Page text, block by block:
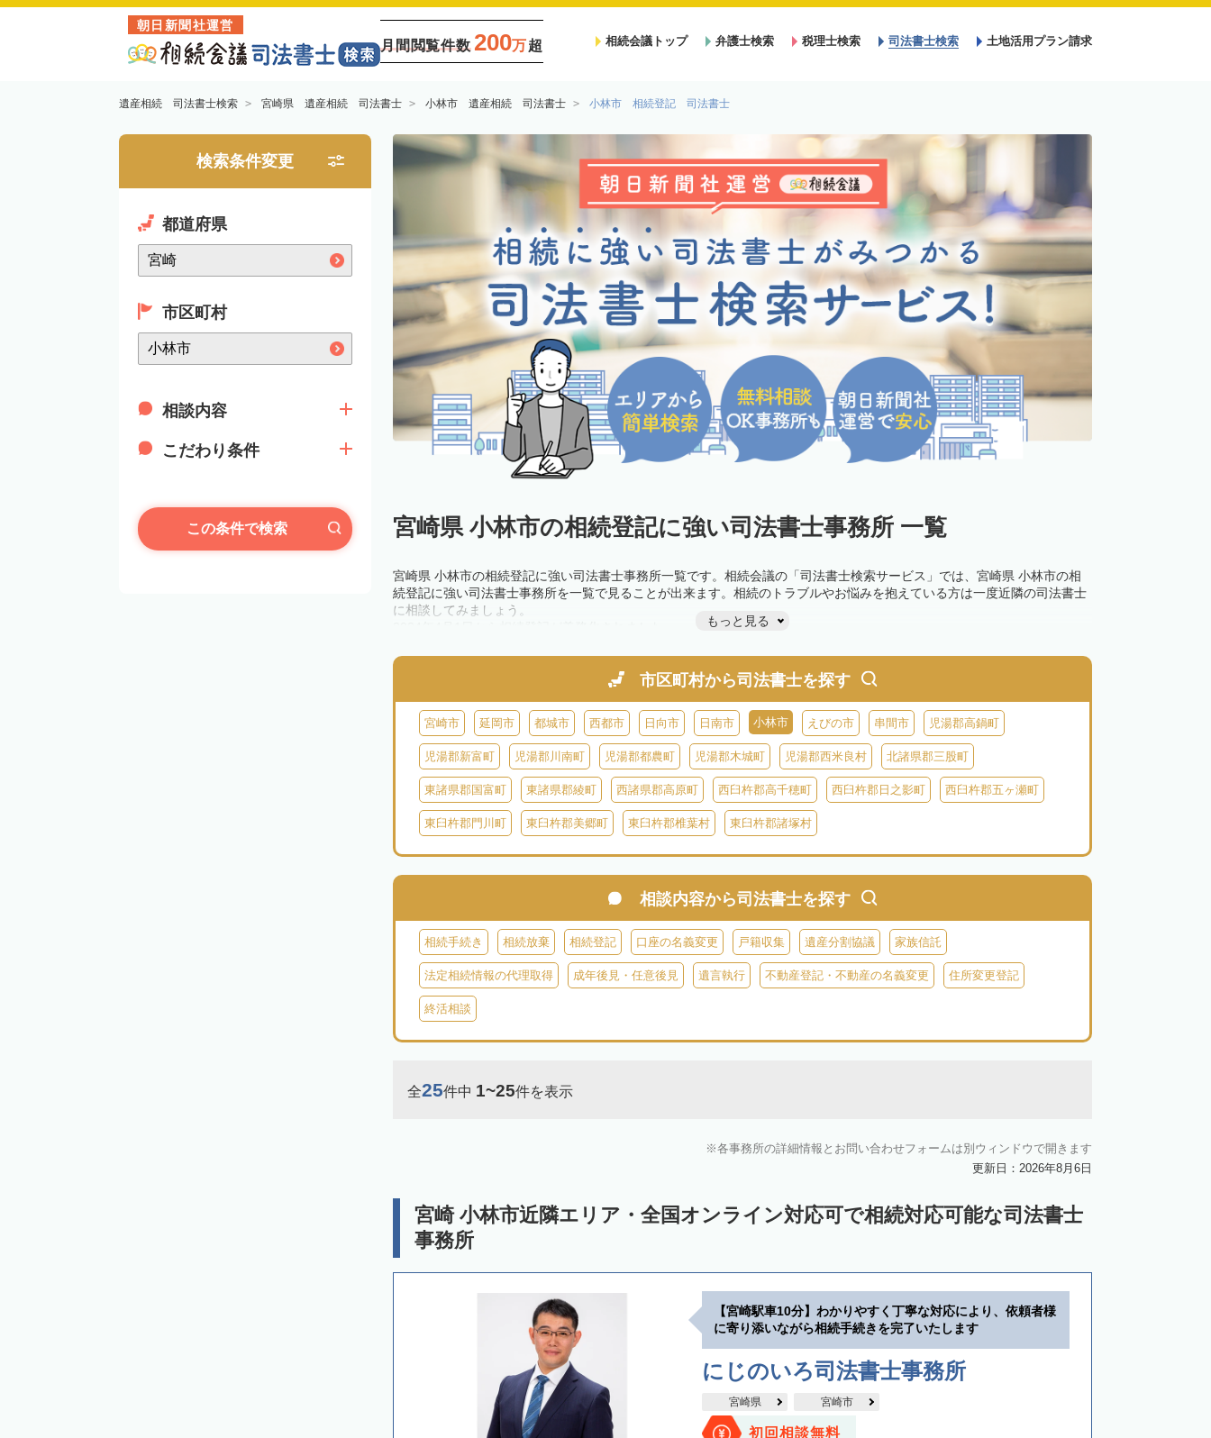
朝日新聞社運営
月間閲覧件数 200万超 相続会議トップ 弁護士検索 税理士検索 司法書士検索 土地活用プラン請求
遺産相続 司法書士検索 宮崎県 遺産相続 司法書士 小林市 遺産相続 司法書士 小林市 相続登記 司法書士
検索条件変更
都道府県
市区町村
相談内容
こだわり条件
この条件で検索 宮崎県 小林市の相続登記に強い司法書士事務所 一覧
宮崎県 小林市の相続登記に強い司法書士事務所一覧です。相続会議の「司法書士検索サービス」では、宮崎県 小林市の相
続登記に強い司法書士事務所を一覧で見ることが出来ます。相続のトラブルやお悩みを抱えている方は一度近隣の司法書士
に相談してみましょう。
きが必要です。義務化前の相続も対象となるため注意しましょう。
相続登記は法律で定められており、司法書士に依頼すれば手間を省けます。その他の相続手続きも任せることが可能です。
制度の活用を検討しましょう。司法書士への相談も可能です。
もっと見る
市区町村から司法書士を探す
宮崎市 延岡市 都城市 西都市 日向市 日南市 小林市 えびの市 串間市 児湯郡高鍋町
児湯郡新富町 児湯郡川南町 児湯郡都農町 児湯郡木城町 児湯郡西米良村 北諸県郡三股町
東諸県郡国富町 東諸県郡綾町 西諸県郡高原町 西臼杵郡高千穂町 西臼杵郡日之影町 西臼杵郡五ヶ瀬町
東臼杵郡門川町 東臼杵郡美郷町 東臼杵郡椎葉村 東臼杵郡諸塚村
相談内容から司法書士を探す
相続手続き 相続放棄 相続登記 口座の名義変更 戸籍収集 遺産分割協議 家族信託
法定相続情報の代理取得 成年後見・任意後見 遺言執行 不動産登記・不動産の名義変更 住所変更登記
終活相談
全25件中 1~25件を表示
各事務所の詳細情報とお問い合わせフォームは別ウィンドウで開きます
更新日：2026年8月6日
宮崎 小林市近隣エリア・全国オンライン対応可で相続対応可能な司法書士
事務所
【宮崎駅車10分】わかりやすく丁寧な対応により、依頼者様
に寄り添いながら相続手続きを完了いたします
にじのいろ司法書士事務所
宮崎県 宮崎市
初回相談無料